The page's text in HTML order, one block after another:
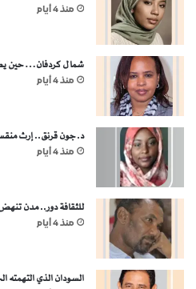
منذ 4 أيام
شمال كردفان… حين
منذ 4 أيام
د. جون قرنق.. إرث
منذ 4 أيام
للثقافة دور.. مدن
منذ 4 أيام
السودان الذي التهمته الحرب: 145.7 مليار دولار